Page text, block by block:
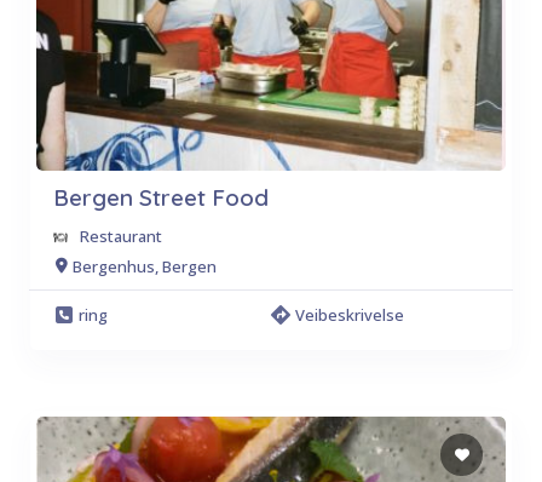
Bergen Street Food
Restaurant
Bergenhus, Bergen
ring Veibeskrivelse